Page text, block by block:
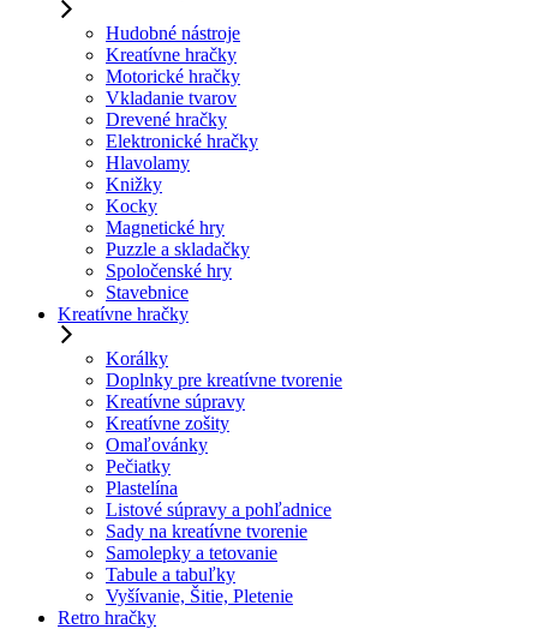
Hudobné nástroje
Kreatívne hračky
Motorické hračky
Vkladanie tvarov
Drevené hračky
Elektronické hračky
Hlavolamy
Knižky
Kocky
Magnetické hry
Puzzle a skladačky
Spoločenské hry
Stavebnice
Kreatívne hračky
Korálky
Doplnky pre kreatívne tvorenie
Kreatívne súpravy
Kreatívne zošity
Omaľovánky
Pečiatky
Plastelína
Listové súpravy a pohľadnice
Sady na kreatívne tvorenie
Samolepky a tetovanie
Tabule a tabuľky
Vyšívanie, Šitie, Pletenie
Retro hračky